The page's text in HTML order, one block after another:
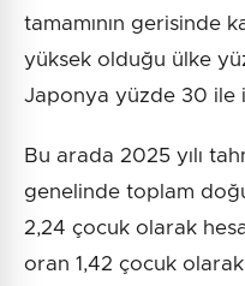
tamamının gerisinde
yüksek olduğu ülke
Japonya yüzde 30 ile
Bu arada 2025 yılı
genelinde toplam
2,24 çocuk olarak
oran 1,42 çocuk